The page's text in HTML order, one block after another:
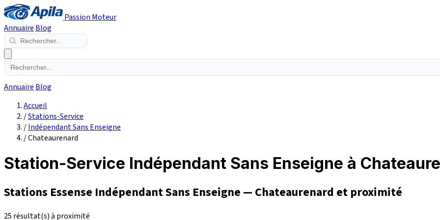
Passion Moteur
Annuaire Blog
Annuaire Blog
Accueil
/Stations-Service
/Indépendant Sans Enseigne
/Chateaurenard
Station-Service Indépendant Sans Enseigne à
Stations Essense Indépendant Sans Enseigne — Chateaurenard et proximité
25 résultat(s) à proximité